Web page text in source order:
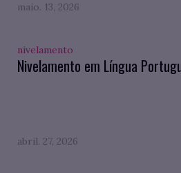
maio. 13, 2026
nivelamento
Nivelamento em Língua
abril. 27, 2026